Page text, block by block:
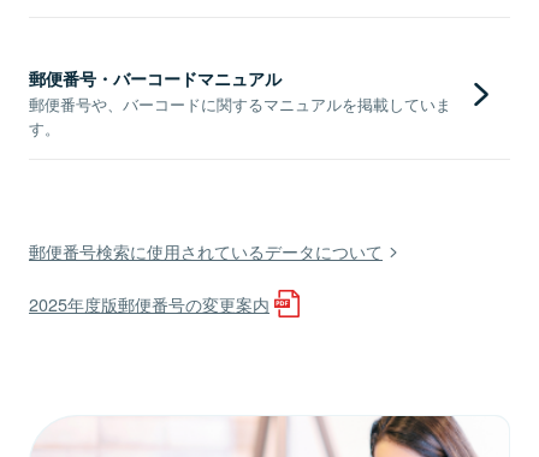
郵便番号・バーコードマニュアル
郵便番号や、バーコードに関するマニュアルを掲載していま
す。
郵便番号検索に使用されているデータについて
2025年度版郵便番号の変更案内